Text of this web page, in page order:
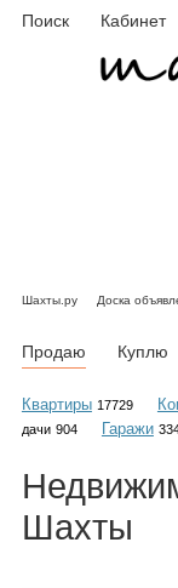
Поиск Кабинет
Шахты.ру Доска
Продаю Куплю
Квартиры 17729
дачи 904 Гаражи
Шахты